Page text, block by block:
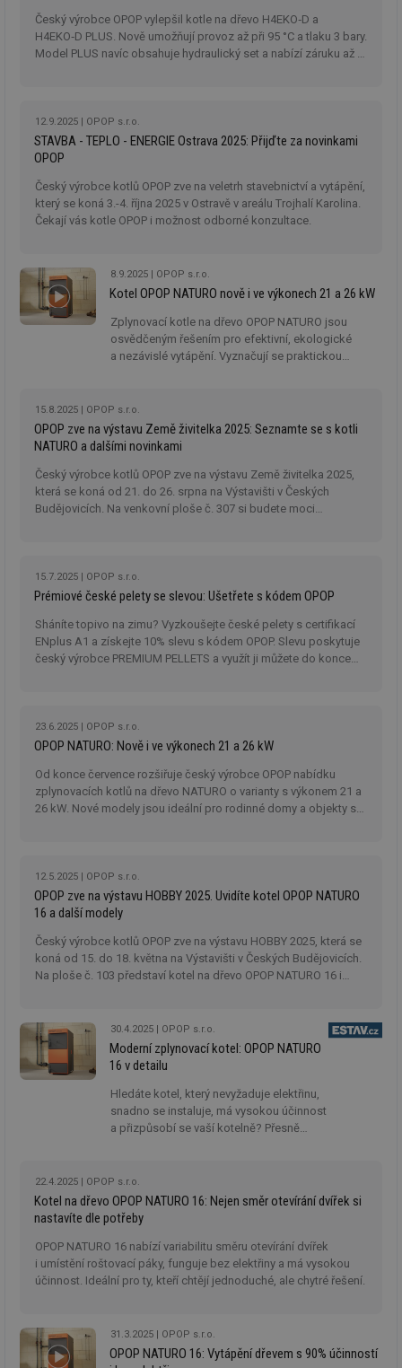
Český výrobce OPOP vylepšil kotle na dřevo H4EKO‑D a
H4EKO‑D PLUS. Nově umožňují provoz až při 95 °C a tlaku 3 bary.
Model PLUS navíc obsahuje hydraulický set a nabízí záruku až 8
12.9.2025 OPOP s.r.o.
STAVBA - TEPLO - ENERGIE Ostrava 2025: Přijďte za novinkami
OPOP
Český výrobce kotlů OPOP zve na veletrh stavebnictví a vytápění,
který se koná 3.-4. října 2025 v Ostravě v areálu Trojhalí Karolina.
Čekají vás kotle OPOP i možnost odborné konzultace.
8.9.2025 OPOP s.r.o.
Kotel OPOP NATURO nově i ve výkonech 21 a 26 kW
Zplynovací kotle na dřevo OPOP NATURO jsou
osvědčeným řešením pro efektivní, ekologické
a nezávislé vytápění. Vyznačují se praktickou
modely s vyšším výkonem.
15.8.2025 OPOP s.r.o.
OPOP zve na výstavu Země živitelka 2025: Seznamte se s kotli
NATURO a dalšími novinkami
Český výrobce kotlů OPOP zve na výstavu Země živitelka 2025,
která se koná od 21. do 26. srpna na Výstavišti v Českých
Budějovicích. Na venkovní ploše č. 307 si budete moci
15.7.2025 OPOP s.r.o.
Prémiové české pelety se slevou: Ušetřete s kódem OPOP
Sháníte topivo na zimu? Vyzkoušejte české pelety s certifikací
ENplus A1 a získejte 10% slevu s kódem OPOP. Slevu poskytuje
český výrobce PREMIUM PELLETS a využít ji můžete do konce
23.6.2025 OPOP s.r.o.
OPOP NATURO: Nově i ve výkonech 21 a 26 kW
Od konce července rozšiřuje český výrobce OPOP nabídku
zplynovacích kotlů na dřevo NATURO o varianty s výkonem 21 a
26 kW. Nové modely jsou ideální pro rodinné domy a objekty s
12.5.2025 OPOP s.r.o.
OPOP zve na výstavu HOBBY 2025. Uvidíte kotel OPOP NATURO
16 a další modely
Český výrobce kotlů OPOP zve na výstavu HOBBY 2025, která se
koná od 15. do 18. května na Výstavišti v Českých Budějovicích.
Na ploše č. 103 představí kotel na dřevo OPOP NATURO 16 i
30.4.2025 OPOP s.r.o.
Moderní zplynovací kotel: OPOP NATURO
16 v detailu
Hledáte kotel, který nevyžaduje elektřinu,
snadno se instaluje, má vysokou účinnost
a přizpůsobí se vaší kotelně? Přesně
výrobce. Zaujme nejen technickými
parametry, ale i drobnými vychytávkami,
které oceníte každý den.
22.4.2025 OPOP s.r.o.
Kotel na dřevo OPOP NATURO 16: Nejen směr otevírání dvířek si
nastavíte dle potřeby
OPOP NATURO 16 nabízí variabilitu směru otevírání dvířek
i umístění roštovací páky, funguje bez elektřiny a má vysokou
účinnost. Ideální pro ty, kteří chtějí jednoduché, ale chytré řešení.
31.3.2025 OPOP s.r.o.
OPOP NATURO 16: Vytápění dřevem s 90% účinností